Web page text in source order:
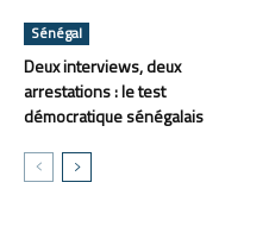
Sénégal
Deux interviews, deux
arrestations : le test
démocratique sénégalais